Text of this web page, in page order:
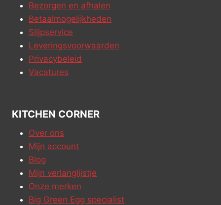
Bezorgen en afhalen
Betaalmogelijkheden
Slijpservice
Leveringsvoorwaarden
Privacybeleid
Vacatures
KITCHEN CORNER
Over ons
Mijn account
Blog
Mijn verlanglijstje
Onze merken
Big Green Egg specialist